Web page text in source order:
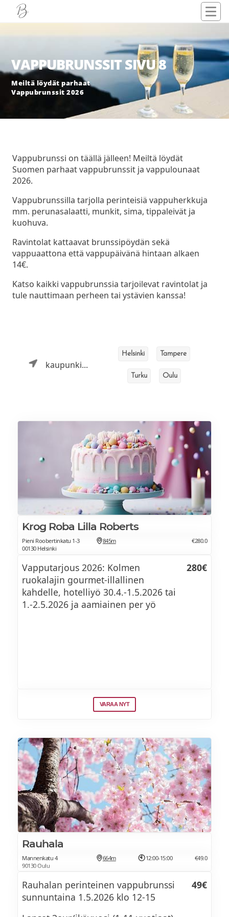
VAPPUBRUNSSIT SIVU 8
Meiltä löydät parhaat
Vappubrunssit 2026
Vappubrunssi on täällä jälleen! Meiltä löydät
Suomen parhaat vappubrunssit ja vappulounaat
2026.
Vappubrunssilla tarjolla perinteisiä vappuherkkuja
mm. perunasalaatti, munkit, sima, tippaleivät ja
kuohuva.
Ravintolat kattaavat brunssipöydän sekä
vappuaattona että vappupäivänä hintaan alkaen
14€.
Katso kaikki vappubrunssia tarjoilevat ravintolat ja
tule nauttimaan perheen tai ystävien kanssa!
kaupunki...
Helsinki Tampere
Turku Oulu
Krog Roba Lilla Roberts
Pieni Roobertinkatu 1-3
00130 Helsinki
845m €280.0
Vapputarjous 2026: Kolmen
ruokalajin gourmet-illallinen
kahdelle, hotelliyö 30.4.-1.5.2026 tai
1.-2.5.2026 ja aamiainen per yö
280€
VARAA NYT
Rauhala
Mannenkatu 4
90130 Oulu
664m 12:00-15:00 €49.0
Rauhalan perinteinen vappubrunssi
sunnuntaina 1.5.2026 klo 12-15
49€